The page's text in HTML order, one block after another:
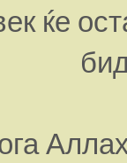
ќе